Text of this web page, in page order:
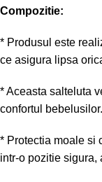
Compozitie:
* Produsul este
ce asigura lipsa
* Aceasta salteluta
confortul bebelusilor.
* Protectia moale si
intr-o pozitie sigura,